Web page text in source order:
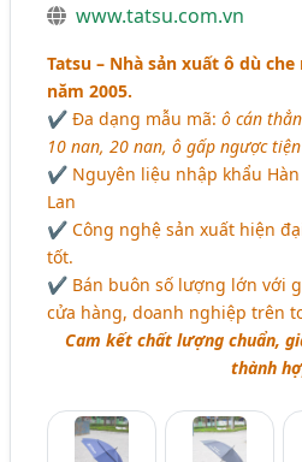
www.tatsu.com.vn
Tatsu – Nhà sản xuất ô dù
năm 2005.
✔️ Đa dạng mẫu mã:ô cán
10 nan, 20 nan, ô gấp ngược
✔️ Nguyên liệu nhập khẩu Hàn
Lan
✔️ Công nghệ sản xuất hiện
tốt.
✔️ Bán buôn số lượng lớn với
cửa hàng, doanh nghiệp trên
Cam kết chất lượng chuẩn,
thành